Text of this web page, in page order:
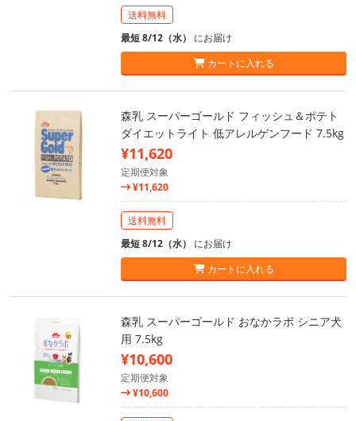
送料無料
最短 8/12（水） にお届け
カートに入れる
森乳 スーパーゴールド フィッシュ＆ポテト
ダイエットライト 低アレルゲンフード 7.5kg
¥11,620
定期便対象
¥11,620
送料無料
最短 8/12（水） にお届け
カートに入れる
森乳 スーパーゴールド おなかラボ シニア犬
用 7.5kg
¥10,600
定期便対象
¥10,600